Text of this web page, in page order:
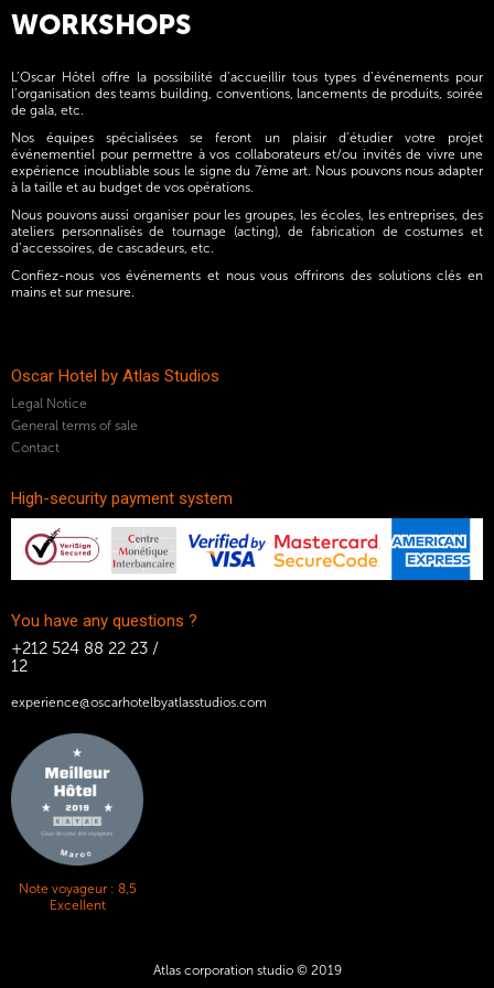
WORKSHOPS
L’Oscar Hôtel offre la possibilité d’accueillir tous types d’événements pour
l’organisation des teams building, conventions, lancements de produits, soirée
de gala, etc.
Nos équipes spécialisées se feront un plaisir d’étudier votre projet
événementiel pour permettre à vos collaborateurs et/ou invités de vivre une
expérience inoubliable sous le signe du 7ème art. Nous pouvons nous adapter
à la taille et au budget de vos opérations.
Nous pouvons aussi organiser pour les groupes, les écoles, les entreprises, des
ateliers personnalisés de tournage (acting), de fabrication de costumes et
d’accessoires, de cascadeurs, etc.
Confiez-nous vos événements et nous vous offrirons des solutions clés en
mains et sur mesure.
Oscar Hotel by Atlas Studios
Legal Notice
General terms of sale
Contact
High-security payment system
You have any questions ?
+212 524 88 22 23 /
12
experience@oscarhotelbyatlasstudios.com
Note voyageur : 8,5
Excellent
Atlas corporation studio © 2019